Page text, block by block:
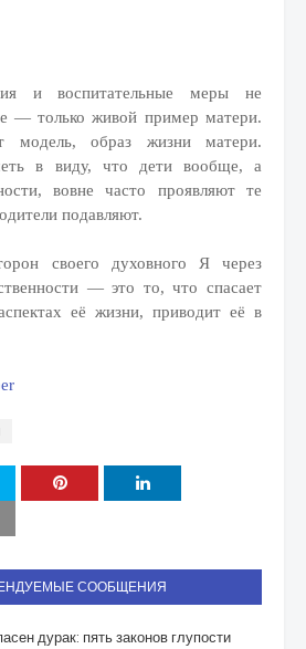
и воспитательные меры не
— только живой пример матери.
модель, образ жизни матери.
в виду, что дети вообще, а
вовне часто проявляют те
подавляют.
своего духовного Я через
— это то, что спасает
её жизни, приводит её в
СООБЩЕНИЯ
дурак: пять законов глупости